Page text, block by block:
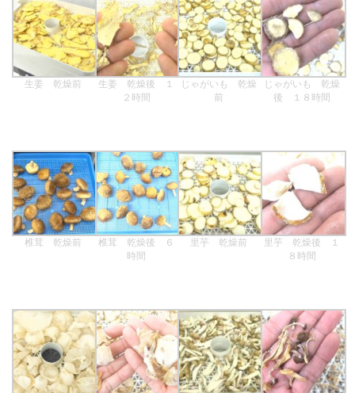
生姜 乾燥前
生姜 乾燥後 １
２時間
じゃがいも 乾燥
前
じゃがいも 乾燥
後 １８時間
椎茸 乾燥前
椎茸 乾燥後 ６
時間
里芋 乾燥前
里芋 乾燥後 １
８時間